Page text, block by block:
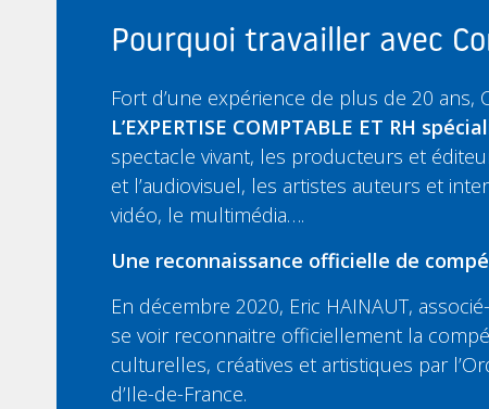
Pourquoi travailler avec
Fort d’une expérience de plus de 20 ans,
L’EXPERTISE COMPTABLE ET RH
spectacle vivant, les producteurs et
et l’audiovisuel, les artistes auteurs et
vidéo, le multimédia….
Une reconnaissance officielle de
En décembre 2020, Eric HAINAUT,
se voir reconnaitre officiellement la
culturelles, créatives et artistiques par
d’Ile-de-France.